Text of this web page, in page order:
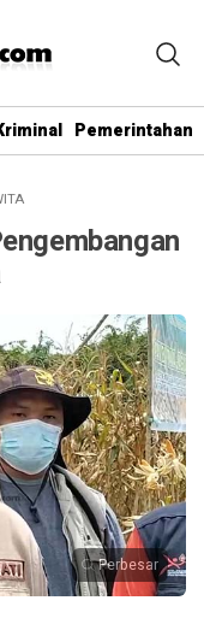
Pemerintahan
Perbesar